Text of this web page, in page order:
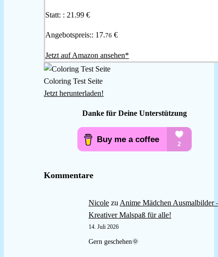
Statt: : 21.99 €
Angebotspreis:: 17.76 €
Jetzt auf Amazon ansehen*
Coloring Test Seite
Jetzt herunterladen!
Danke für Deine Unterstützung
Kommentare
Nicole zu Anime Mädchen Ausmalbilder
Kreativer Malspaß für alle!
14. Juli 2026
Gern geschehen🌞